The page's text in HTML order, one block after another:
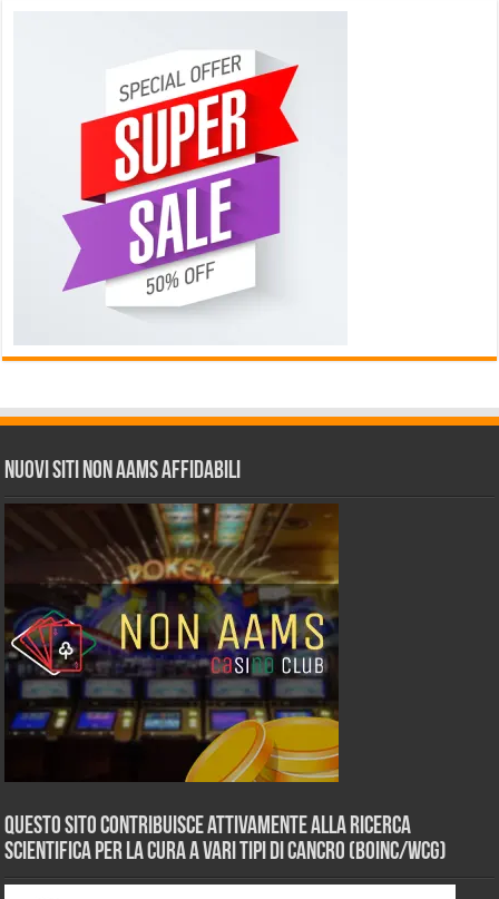
Nuovi siti non AAMS affidabili
Questo sito contribuisce attivamente alla ricerca
scientifica per la cura a vari tipi di Cancro (BOINC/WCG)